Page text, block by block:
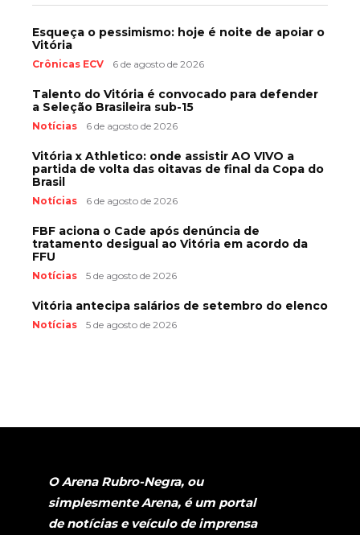
Esqueça o pessimismo: hoje é noite de apoiar o
Vitória
Crônicas ECV 6 de agosto de 2026
Talento do Vitória é convocado para defender
a Seleção Brasileira sub-15
Notícias 6 de agosto de 2026
Vitória x Athletico: onde assistir AO VIVO a
partida de volta das oitavas de final da Copa do
Brasil
Notícias 6 de agosto de 2026
FBF aciona o Cade após denúncia de
tratamento desigual ao Vitória em acordo da
FFU
Notícias 5 de agosto de 2026
Vitória antecipa salários de setembro do elenco
Notícias 5 de agosto de 2026
O Arena Rubro-Negra, ou
simplesmente Arena, é um portal
de notícias e veículo de imprensa